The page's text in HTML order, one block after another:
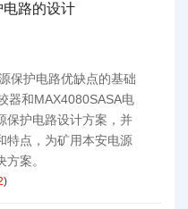
路的设计
保护电路优缺点的基础
器和MAX4080SASA电
保护电路设计方案，并
特点，为矿用本安电源
案。
)